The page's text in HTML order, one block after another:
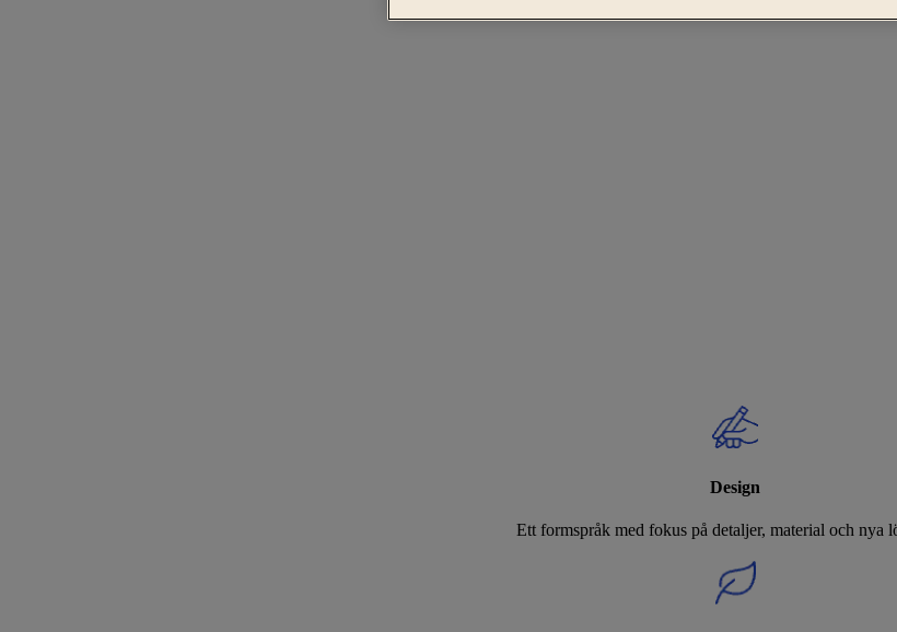
Design
Ett formspråk med fokus på detaljer, material och nya